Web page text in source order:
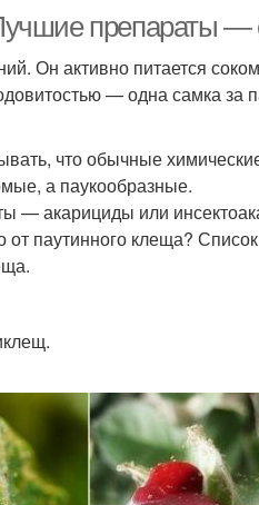
препараты —
Он активно питается
— одна самка за
что обычные
а паукообразные.
— акарициды или
паутинного клеща?